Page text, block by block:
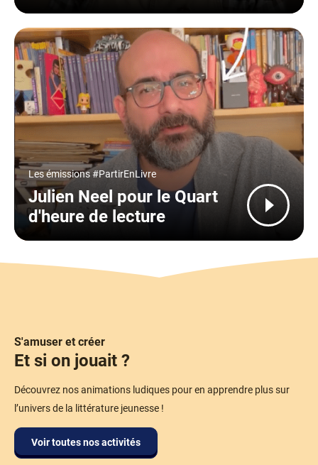
Type
Les émissions #PartirEnLivre
Julien Neel pour le Quart
d'heure de lecture
S'amuser et créer
Et si on jouait ?
Découvrez nos animations ludiques pour en apprendre plus sur
l’univers de la littérature jeunesse !
Voir toutes nos activités